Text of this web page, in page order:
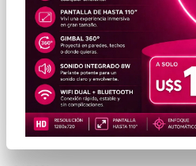
* Las imágenes se exhiben con
Cable Inkax
3.1A 2M